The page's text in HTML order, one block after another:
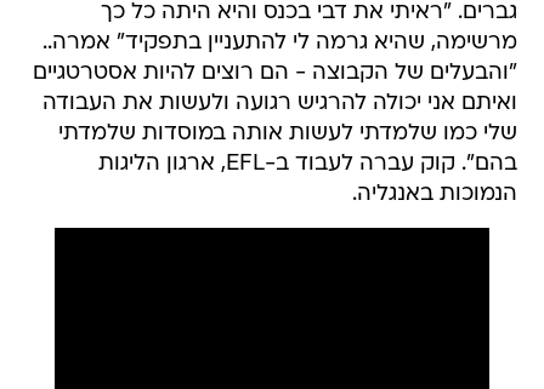
גברים. "ראיתי את דבי בכנס והיא היתה כל כך
מרשימה, שהיא גרמה לי להתעניין בתפקיד" אמרה..
"והבעלים של הקבוצה - הם רוצים להיות אסטרטגיים
ואיתם אני יכולה להרגיש רגועה ולעשות את העבודה
שלי כמו שלמדתי לעשות אותה במוסדות שלמדתי
בהם". קוק עברה לעבוד ב-EFL, ארגון הליגות
הנמוכות באנגליה.